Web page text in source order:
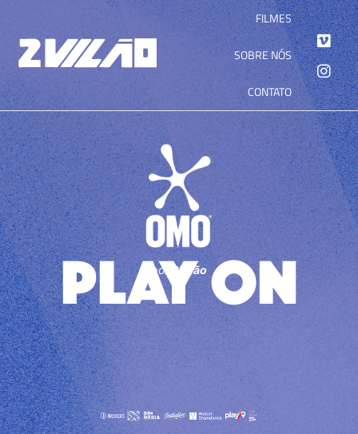
FILMES
SOBRE NÓS
CONTATO
PLAY ON
por 2Vilão